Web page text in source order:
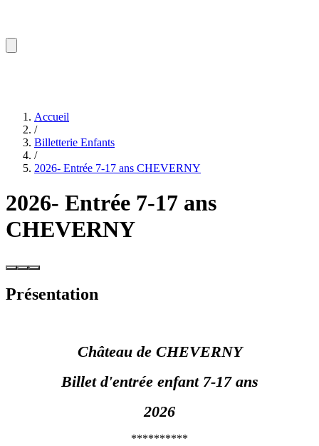
Accueil
/
Billetterie Enfants
/
2026- Entrée 7-17 ans CHEVERNY
2026- Entrée 7-17 ans
CHEVERNY
Présentation
Château de CHEVERNY
Billet d'entrée enfant 7-17 ans
2026
**********